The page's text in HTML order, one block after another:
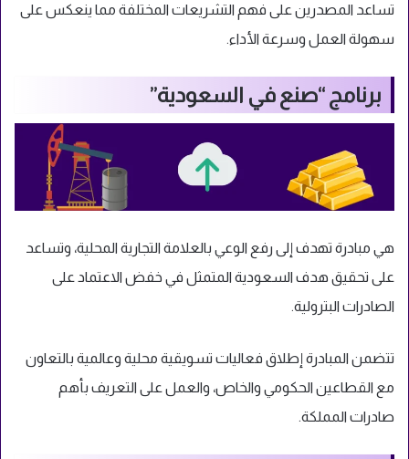
تساعد المصدرين على فهم التشريعات المختلفة مما ينعكس على
سهولة العمل وسرعة الأداء.
برنامج “صنع في السعودية”
هي مبادرة تهدف إلى رفع الوعي بالعلامة التجارية المحلية، وتساعد
على تحقيق هدف السعودية المتمثل في خفض الاعتماد على
الصادرات البترولية.
تتضمن المبادرة إطلاق فعاليات تسويقية محلية وعالمية بالتعاون
مع القطاعين الحكومي والخاص، والعمل على التعريف بأهم
صادرات المملكة.